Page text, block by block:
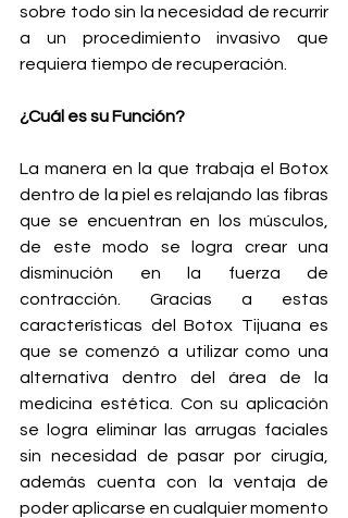
sobre todo sin la necesidad de recurrir
a un procedimiento invasivo que
requiera tiempo de recuperación.
¿Cuál es su Función?
La manera en la que trabaja el Botox
dentro de la piel es relajando las fibras
que se encuentran en los músculos,
de este modo se logra crear una
disminución en la fuerza de
contracción. Gracias a estas
características del Botox Tijuana es
que se comenzó a utilizar como una
alternativa dentro del área de la
medicina estética. Con su aplicación
se logra eliminar las arrugas faciales
sin necesidad de pasar por cirugía,
además cuenta con la ventaja de
poder aplicarse en cualquier momento